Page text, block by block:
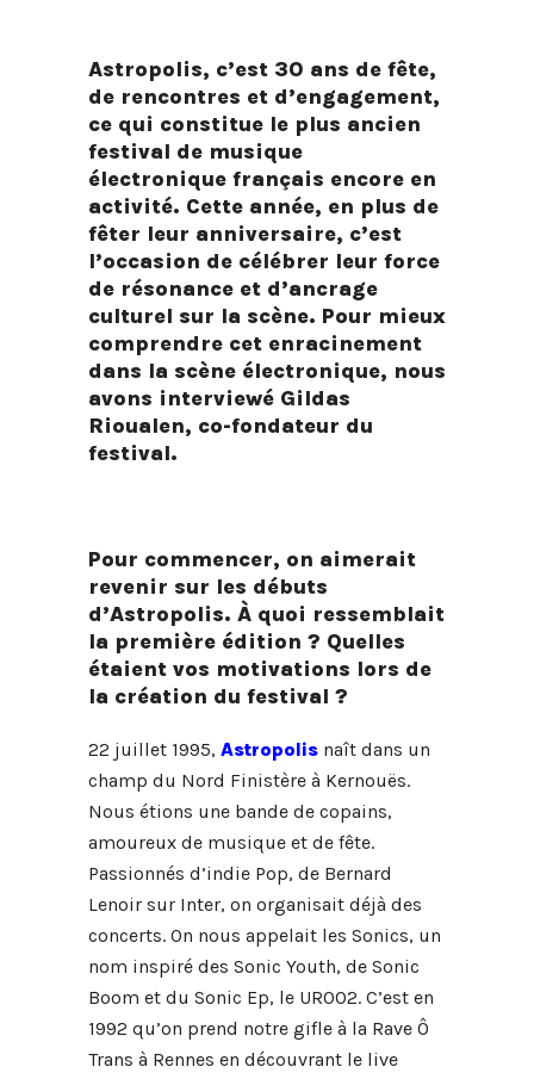
Astropolis, c’est 30 ans de fête,
de rencontres et d’engagement,
ce qui constitue le plus ancien
festival de musique
électronique français encore en
activité. Cette année, en plus de
fêter leur anniversaire, c’est
l’occasion de célébrer leur force
de résonance et d’ancrage
culturel sur la scène. Pour mieux
comprendre cet enracinement
dans la scène électronique, nous
avons interviewé Gildas
Rioualen, co-fondateur du
festival.
Pour commencer, on aimerait
revenir sur les débuts
d’Astropolis. À quoi ressemblait
la première édition ? Quelles
étaient vos motivations lors de
la création du festival ?
22 juillet 1995, Astropolis naît dans un
champ du Nord Finistère à Kernouës.
Nous étions une bande de copains,
amoureux de musique et de fête.
Passionnés d’indie Pop, de Bernard
Lenoir sur Inter, on organisait déjà des
concerts. On nous appelait les Sonics, un
nom inspiré des Sonic Youth, de Sonic
Boom et du Sonic Ep, le UR002. C’est en
1992 qu’on prend notre gifle à la Rave Ô
Trans à Rennes en découvrant le live